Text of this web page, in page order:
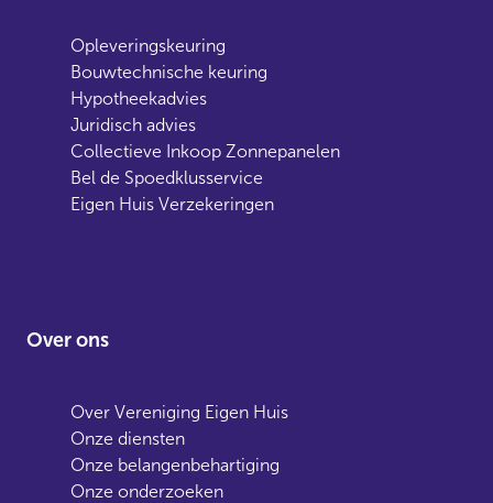
Opleveringskeuring
Bouwtechnische keuring
Hypotheekadvies
Juridisch advies
Collectieve Inkoop Zonnepanelen
Bel de Spoedklusservice
Eigen Huis Verzekeringen
Over ons
Over Vereniging Eigen Huis
Onze diensten
Onze belangenbehartiging
Onze onderzoeken